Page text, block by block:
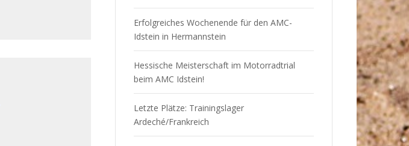
Erfolgreiches Wochenende für den AMC-
Idstein in Hermannstein
Hessische Meisterschaft im Motorradtrial
beim AMC Idstein!
Letzte Plätze: Trainingslager
Ardeché/Frankreich